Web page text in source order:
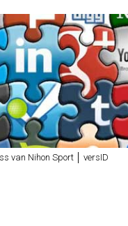
van Nihon Sport │ versID